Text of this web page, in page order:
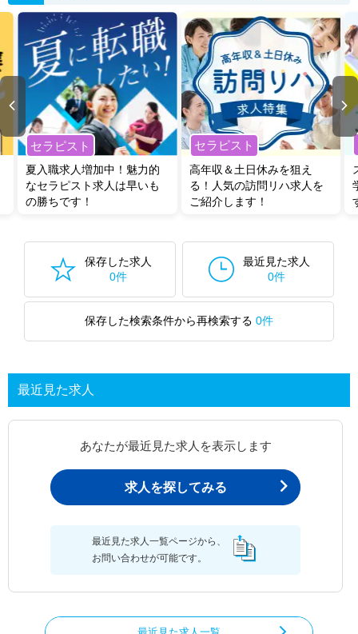
セラピスト
夏入職求人増加中！魅力的
なセラピスト求人は早いも
の勝ちです！
セラピスト
高年収＆土日休みを狙え
る！人気の訪問リハ求人を
ご紹介します！
保存した求人
0件
最近見た求人
0件
保存した検索条件から再検索する 0件
最近見た求人
あなたが最近見た求人を表示します
求人を探してみる
最近見た求人一覧ページから、
お問い合わせが可能です。